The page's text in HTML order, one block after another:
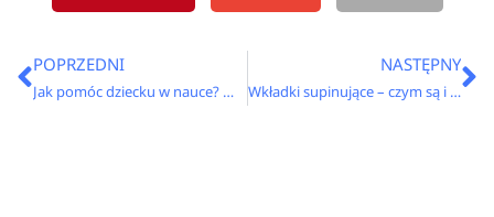
Prev
POPRZEDNI
Jak pomóc dziecku w nauce? Metody i techniki efektywnego uczenia się
NASTĘPNY
Wkładki supinujące – czym są i dlaczego warto je stosować?